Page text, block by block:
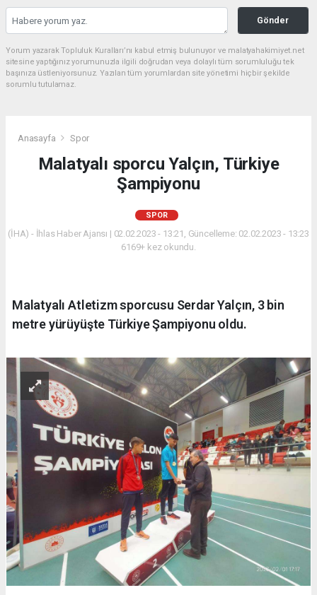
Gönder
Yorum yazarak Topluluk Kuralları’nı kabul etmiş bulunuyor ve malatyahakimiyet.net
sitesine yaptığınız yorumunuzla ilgili doğrudan veya dolaylı tüm sorumluluğu tek
başınıza üstleniyorsunuz. Yazılan tüm yorumlardan site yönetimi hiçbir şekilde
sorumlu tutulamaz.
Anasayfa Spor
Malatyalı sporcu Yalçın, Türkiye
Şampiyonu
SPOR
(İHA) - İhlas Haber Ajansı | 02.02.2023 - 13:21, Güncelleme: 02.02.2023 - 13:23
6169+ kez okundu.
Malatyalı Atletizm sporcusu Serdar Yalçın, 3 bin
metre yürüyüşte Türkiye Şampiyonu oldu.